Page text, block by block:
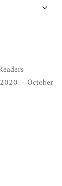
– October